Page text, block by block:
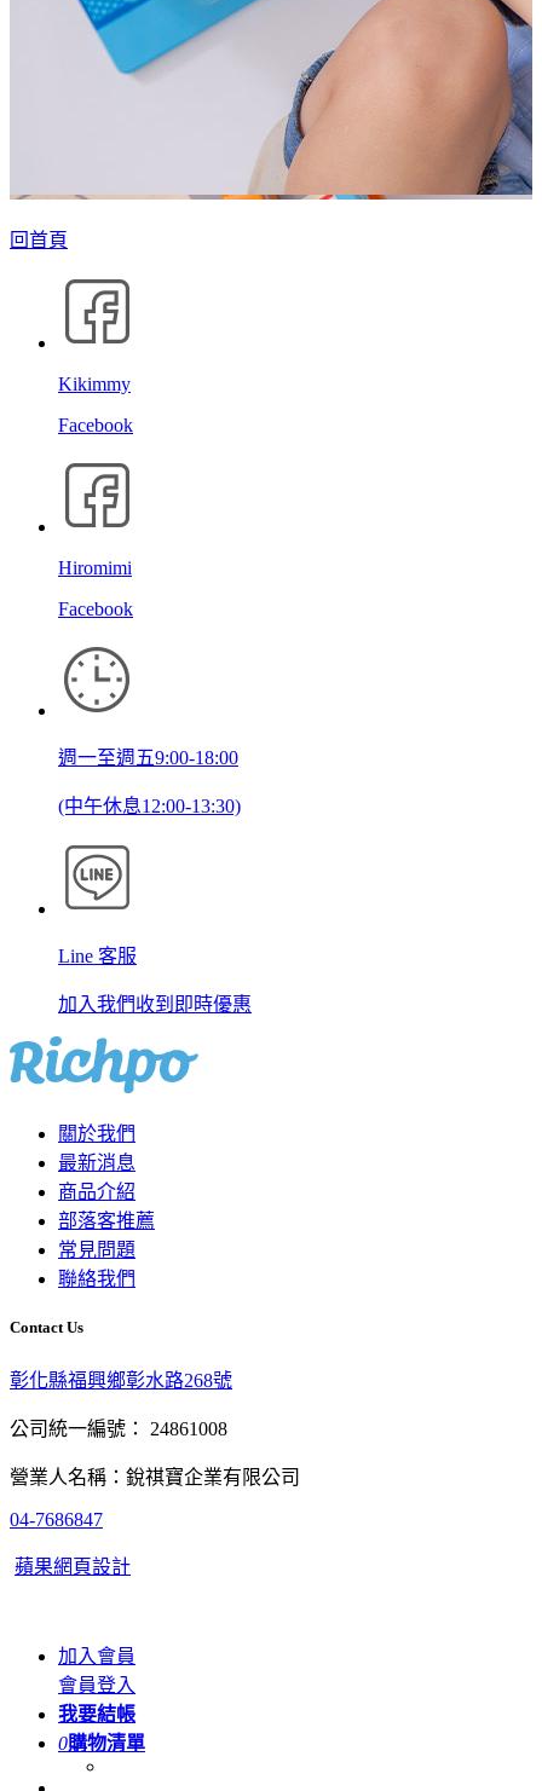
回首頁
Kikimmy
Facebook
Hiromimi
Facebook
週一至週五9:00-18:00
(中午休息12:00-13:30)
Line 客服
加入我們收到即時優惠
關於我們
最新消息
商品介紹
部落客推薦
常見問題
聯絡我們
Contact Us
彰化縣福興鄉彰水路268號
公司統一編號： 24861008
營業人名稱：銳祺寶企業有限公司
04-7686847
蘋果網頁設計
加入會員
會員登入
我要結帳
0購物清單